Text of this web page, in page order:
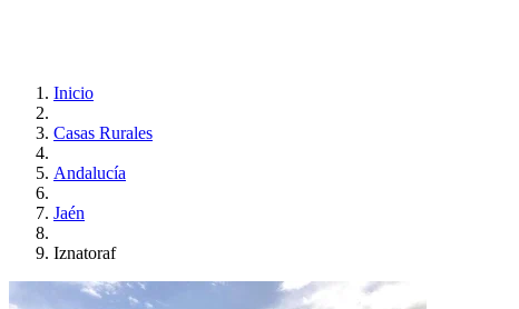
Inicio
Casas Rurales
Andalucía
Jaén
Iznatoraf